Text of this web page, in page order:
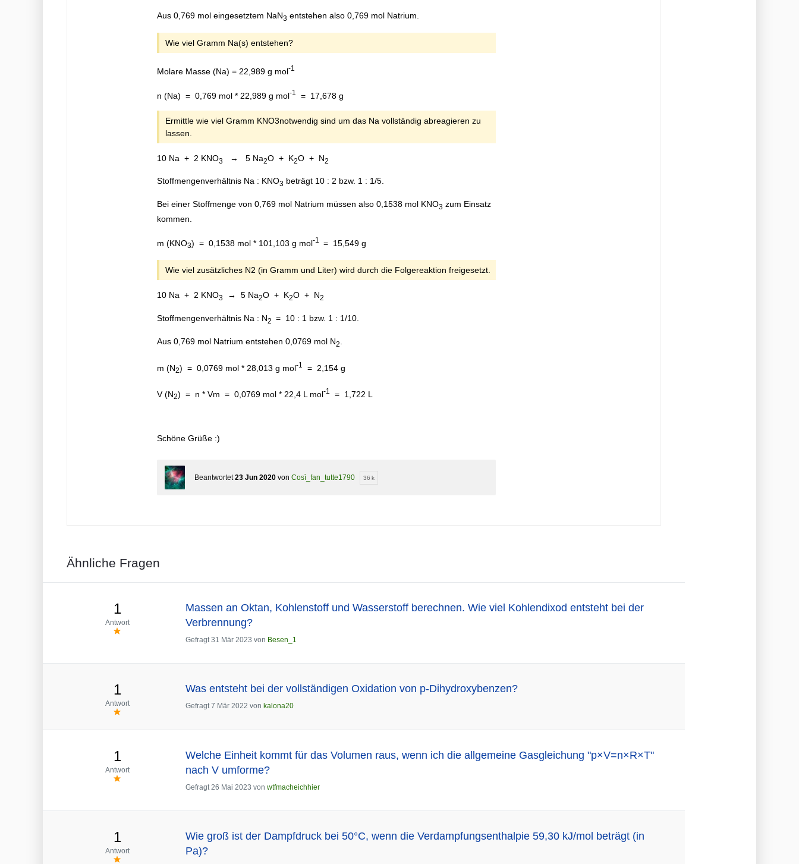
Aus 0,769 mol eingesetztem NaN3 entstehen also 0,769 mol Natrium.
Wie viel Gramm Na(s) entstehen?
Molare Masse (Na) = 22,989 g mol-1
n (Na) = 0,769 mol * 22,989 g mol-1 = 17,678 g
Ermittle wie viel Gramm KNO3notwendig sind um das Na vollständig abreagieren zu
lassen.
10 Na + 2 KNO3 → 5 Na2O + K2O + N2
Stoffmengenverhältnis Na : KNO3 beträgt 10 : 2 bzw. 1 : 1/5.
Bei einer Stoffmenge von 0,769 mol Natrium müssen also 0,1538 mol KNO3 zum Einsatz
kommen.
m (KNO3) = 0,1538 mol * 101,103 g mol-1 = 15,549 g
Wie viel zusätzliches N2 (in Gramm und Liter) wird durch die Folgereaktion freigesetzt.
10 Na + 2 KNO3 → 5 Na2O + K2O + N2
Stoffmengenverhältnis Na : N2 = 10 : 1 bzw. 1 : 1/10.
Aus 0,769 mol Natrium entstehen 0,0769 mol N2
m (N2) = 0,0769 mol * 28,013 g mol-1 = 2,154 g
V (N2) = n * Vm = 0,0769 mol * 22,4 L mol-1 = 1,722 L
Schöne Grüße :)
Beantwortet 23 Jun 2020 von Così_fan_tutte1790 36 k
Ähnliche Fragen
1
Antwort
Massen an Oktan, Kohlenstoff und Wasserstoff berechnen. Wie viel Kohlendixod entsteht bei der
Verbrennung?
Gefragt 31 Mär 2023 von Besen_1
1
Antwort
Was entsteht bei der vollständigen Oxidation von p-Dihydroxybenzen?
Gefragt 7 Mär 2022 von kalona20
1
Antwort
Welche Einheit kommt für das Volumen raus, wenn ich die allgemeine Gasgleichung "p×V=n×R×T"
nach V umforme?
Gefragt 26 Mai 2023 von wtfmacheichhier
1
Antwort
Wie groß ist der Dampfdruck bei 50°C, wenn die Verdampfungsenthalpie 59,30 kJ/mol beträgt (in
Pa)?